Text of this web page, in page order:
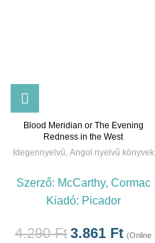
Blood Meridian or The Evening
Redness in the West
Idegennyelvű, Angol nyelvű könyvek
Szerző: McCarthy, Cormac
Kiadó: Picador
4.290Ft3.861 Ft (Online